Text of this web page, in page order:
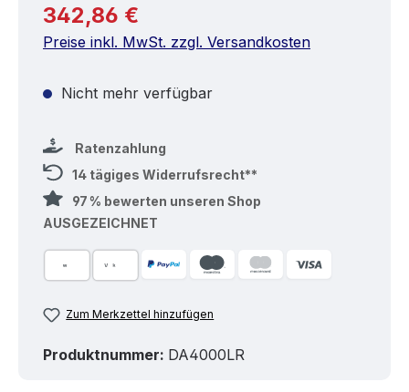
Regulärer Preis:
342,86 €
Preise inkl. MwSt. zzgl. Versandkosten
Nicht mehr verfügbar
Ratenzahlung
14 tägiges Widerrufsrecht**
97 % bewerten unseren Shop
AUSGEZEICHNET
Zum Merkzettel hinzufügen
Produktnummer: DA4000LR